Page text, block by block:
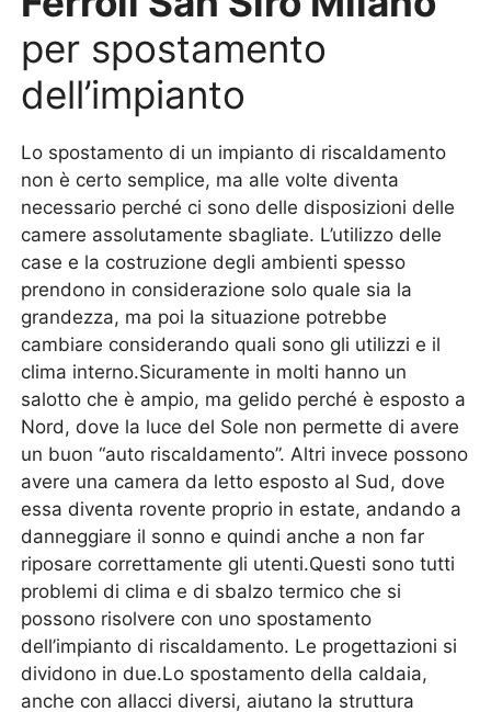
per spostamento
dell’impianto
Lo spostamento di un impianto di riscaldamento
non è certo semplice, ma alle volte diventa
necessario perché ci sono delle disposizioni delle
camere assolutamente sbagliate. L’utilizzo delle
case e la costruzione degli ambienti spesso
prendono in considerazione solo quale sia la
grandezza, ma poi la situazione potrebbe
cambiare considerando quali sono gli utilizzi e il
clima interno.Sicuramente in molti hanno un
salotto che è ampio, ma gelido perché è esposto a
Nord, dove la luce del Sole non permette di avere
un buon “auto riscaldamento”. Altri invece possono
avere una camera da letto esposto al Sud, dove
essa diventa rovente proprio in estate, andando a
danneggiare il sonno e quindi anche a non far
riposare correttamente gli utenti.Questi sono tutti
problemi di clima e di sbalzo termico che si
possono risolvere con uno spostamento
dell’impianto di riscaldamento. Le progettazioni si
dividono in due.Lo spostamento della caldaia,
anche con allacci diversi, aiutano la struttura